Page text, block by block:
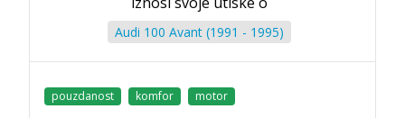
Audi 100 Avant (1991 - 1995)
pouzdanost komfor motor